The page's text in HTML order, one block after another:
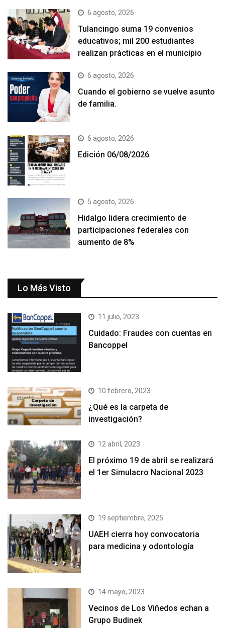
6 agosto, 2026
Tulancingo suma 19 convenios
educativos; mil 200 estudiantes
realizan prácticas en el municipio
6 agosto, 2026
Cuando el gobierno se vuelve asunto
de familia.
6 agosto, 2026
Edición 06/08/2026
5 agosto, 2026
Hidalgo lidera crecimiento de
participaciones federales con
aumento de 8%
Lo Más Visto
11 julio, 2023
Cuidado: Fraudes con cuentas en
Bancoppel
10 febrero, 2023
¿Qué es la carpeta de
investigación?
12 abril, 2023
El próximo 19 de abril se realizará
el 1er Simulacro Nacional 2023
19 septiembre, 2025
UAEH cierra hoy convocatoria
para medicina y odontología
14 mayo, 2023
Vecinos de Los Viñedos echan a
Grupo Budinek